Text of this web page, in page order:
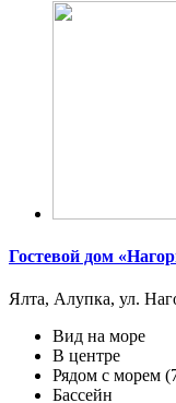
Гостевой дом
Ялта, Алупка, ул.
Вид на море
В центре
Рядом с морем
Бассейн